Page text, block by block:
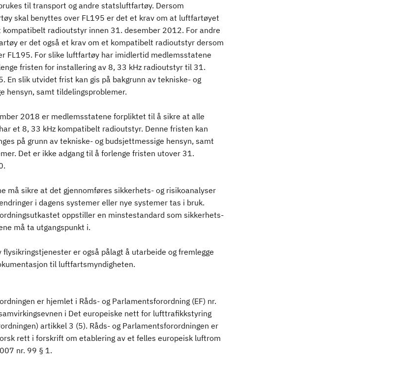
til transport og andre statsluftfartøy. Dersom
skal benyttes over FL195 er det et krav om at luftfartøyet
radioutstyr innen 31. desember 2012. For andre
er det også et krav om et kompatibelt radioutstyr dersom
FL195. For slike luftfartøy har imidlertid medlemsstatene
fristen for installering av 8, 33 kHz radioutstyr til 31.
En slik utvidet frist kan gis på bakgrunn av tekniske- og
hensyn, samt tildelingsproblemer.
2018 er medlemsstatene forpliktet til å sikre at alle
et 8, 33 kHz kompatibelt radioutstyr. Denne fristen kan
på grunn av tekniske- og budsjettmessige hensyn, samt
Det er ikke adgang til å forlenge fristen utover 31.
må sikre at det gjennomføres sikkerhets- og risikoanalyser
i dagens systemer eller nye systemer tas i bruk.
oppstiller en minstestandard som sikkerhets-
må ta utgangspunkt i.
flysikringstjenester er også pålagt å utarbeide og fremlegge
til luftfartsmyndigheten.
er hjemlet i Råds- og Parlamentsforordning (EF) nr.
i Det europeiske nett for lufttrafikkstyring
artikkel 3 (5). Råds- og Parlamentsforordningen er
rett i forskrift om etablering av et felles europeisk luftrom
nr. 99 § 1.